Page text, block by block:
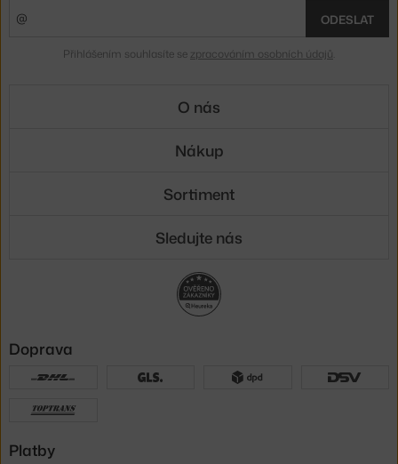
ODESLAT
Přihlášením souhlasíte se zpracováním osobních údajů
O nás
Nákup
Sortiment
Sledujte nás
Doprava
Platby